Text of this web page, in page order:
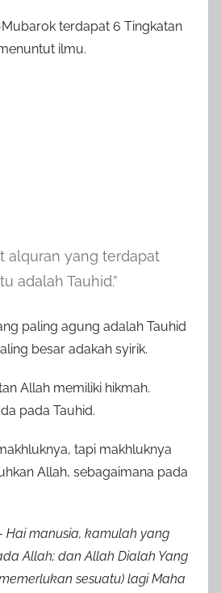
terdapat 6 Tingkatan
ilmu.
alquran yang terdapat
adalah Tauhid.”
paling agung adalah Tauhid
besar adakah syirik.
Allah memiliki hikmah.
pada Tauhid.
tapi makhluknya
Allah, sebagaimana pada
Hai manusia, kamulah yang
Allah; dan Allah Dialah Yang
sesuatu) lagi Maha